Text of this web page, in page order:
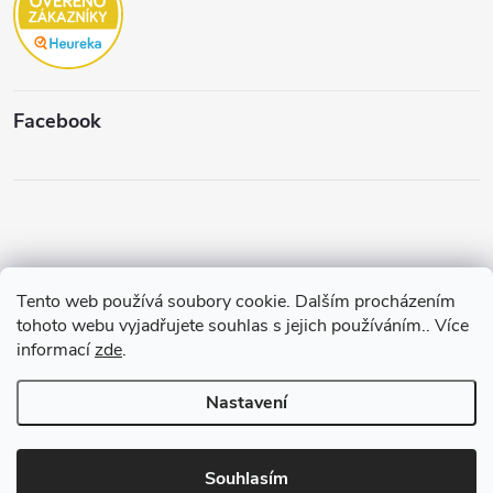
Tento web používá soubory cookie. Dalším procházením
tohoto webu vyjadřujete souhlas s jejich používáním.. Více
informacízde.
Nastavení
Souhlasím
Facebook
Vytvořil a spravuje Pohání Shoptet
Copyright 2026 Štěpánková & C. . Všechna práva vyhrazena.
Upravit
nastavení cookies